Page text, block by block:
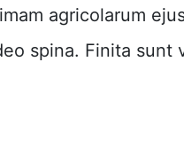
agricolarum
spina. Finita sunt